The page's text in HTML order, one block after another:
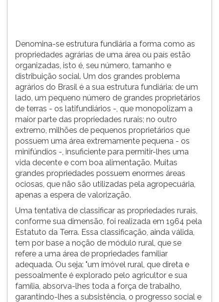
Para
pausar
leitura
pressione
(primeira
tecla
esquerda
continuar
pressione
(primeira
tecla
direita
Para
Denomina-se estrutura fundiária a forma como as
propriedades agrárias de uma área ou país estão
organizadas, isto é, seu número, tamanho e
distribuição social. Um dos grandes problema
agrários do Brasil é a sua estrutura fundiária: de um
lado, um pequeno número de grandes proprietários
de terras - os latifundiários -, que monopolizam a
maior parte das propriedades rurais; no outro
extremo, milhões de pequenos proprietários que
possuem uma área extremamente pequena - os
minifúndios -, insuficiente para permitir-lhes uma
vida decente e com boa alimentação. Muitas
grandes propriedades possuem enormes áreas
ociosas, que não são utilizadas pela agropecuária,
apenas a espera de valorização.
Uma tentativa de classificar as propriedades rurais,
conforme sua dimensão, foi realizada em 1964 pela
Estatuto da Terra. Essa classificação, ainda válida,
tem por base a noção de módulo rural, que se
refere a uma área de propriedades familiar
adequada. Ou seja: "um imóvel rural, que direta e
pessoalmente é explorado pelo agricultor e sua
família, absorva-lhes toda a força de trabalho,
garantindo-lhes a subsistência, o progresso social e